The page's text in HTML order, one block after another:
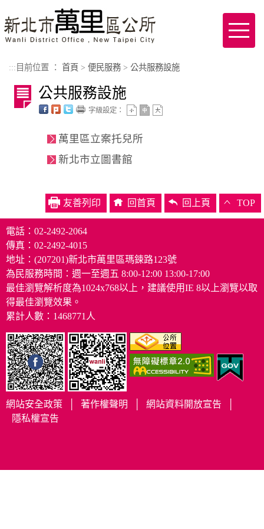
Toggle
::: 目前位置 ： 首頁 > 便民服務 > 公共服務設施
公共服務設施
字級設定：
萬里區立案托兒所
新北市立圖書館
友善列印 回首頁 回上頁 TOP
電話：02-2492-2064
傳真：02-2492-4015
地址：(207201)新北市萬里區瑪鋉路123號
為民服務時間：週一至週五 8:00-12:00 13:00-17:00
最佳瀏覽解析度為1024x768以上，建議使用IE 8以上瀏覽以取
得最佳瀏覽效果。
累計人數：1468771人
網站安全政策 著作權聲明 網站資料開放宣告
隱私權宣告